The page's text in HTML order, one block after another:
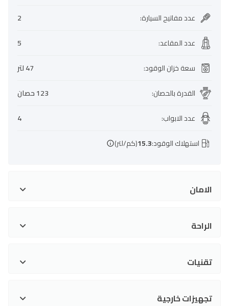
عدد مفاتيح السيارة:
2
عدد المقاعد:
5
سعة خزان الوقود:
47 لتر
القدرة بالحصان:
123 حصان
عدد الابواب:
4
استهلاك الوقود:15.3(كم/لتر)
الامان
الراحة
تقنيات
تجهيزات خارجية